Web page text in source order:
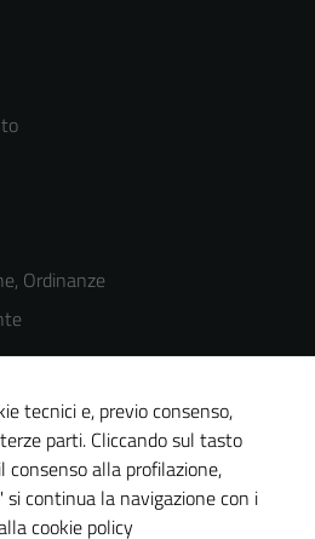
Ordinanze
sito
tecnici e, previo consenso,
parti. Cliccando sul tasto
alla profilazione,
continua la navigazione con i
cookie policy